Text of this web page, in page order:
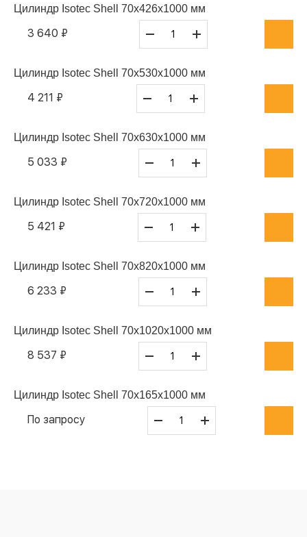
Цилиндр Isotec Shell 70x426x1000 мм
3 640 ₽
Цилиндр Isotec Shell 70x530x1000 мм
4 211 ₽
Цилиндр Isotec Shell 70x630x1000 мм
5 033 ₽
Цилиндр Isotec Shell 70x720x1000 мм
5 421 ₽
Цилиндр Isotec Shell 70x820x1000 мм
6 233 ₽
Цилиндр Isotec Shell 70x1020x1000 мм
8 537 ₽
Цилиндр Isotec Shell 70x165x1000 мм
По запросу